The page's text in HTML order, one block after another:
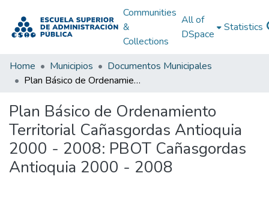
Communities
&
Collections
All of
DSpace
Statistics
Home Municipios
Documentos Municipales
Plan Básico de Ordenamiento Territorial Cañasgordas Antioquia 2000 - 2008: PBOT Cañasgordas Antioquia 2000 - 2008
Plan Básico de Ordenamiento
Territorial Cañasgordas Antioquia
2000 - 2008: PBOT Cañasgordas
Antioquia 2000 - 2008